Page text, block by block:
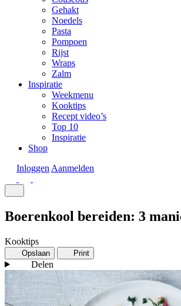
Gehakt
Noedels
Pasta
Pompoen
Rijst
Wraps
Zalm
Inspiratie
Weekmenu
Kooktips
Recept video’s
Top 10
Inspiratie
Shop
Inloggen Aanmelden
Boerenkool bereiden: 3
Kooktips
Opslaan Print
Delen